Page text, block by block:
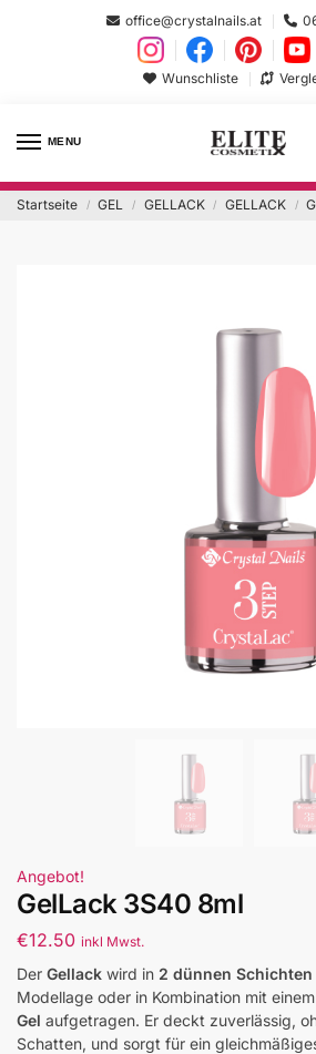
office@crystalnails.at
Wunschliste
MENU
Startseite / GEL / GELLACK / GELLACK /
Angebot!
GelLack 3S40 8ml
€12.50 inkl Mwst.
Der Gellack wird in 2 dünnen Schichten
Modellage oder in Kombination mit einem
Gel aufgetragen. Er deckt zuverlässig,
Schatten, und sorgt für ein